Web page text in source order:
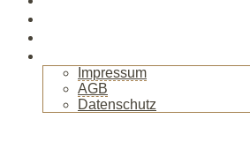
Impressum
AGB
Datenschutz